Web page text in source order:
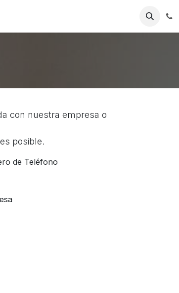
Eventos
con nuestra empresa o
posible.
de Teléfono